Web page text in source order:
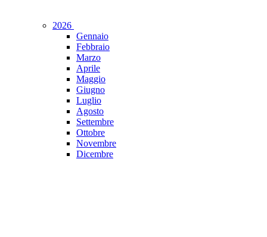
2026
Gennaio
Febbraio
Marzo
Aprile
Maggio
Giugno
Luglio
Agosto
Settembre
Ottobre
Novembre
Dicembre